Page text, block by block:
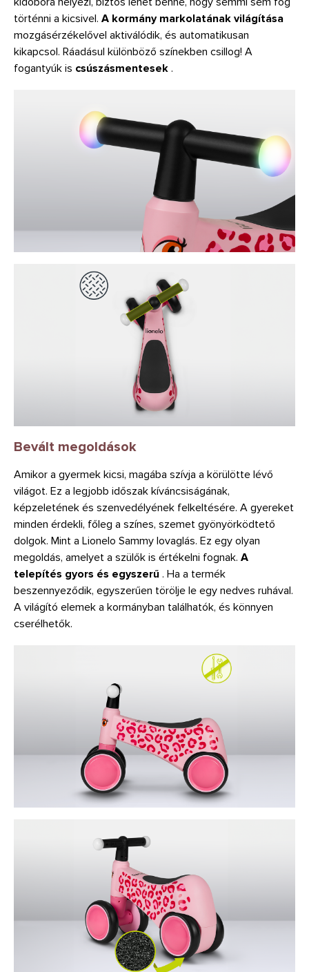
történni a kicsivel. A kormány markolatának világítása
mozgásérzékelővel aktiválódik, és automatikusan
kikapcsol. Ráadásul különböző színekben csillog! A
fogantyúk is csúszásmentesek .
Bevált megoldások
Amikor a gyermek kicsi, magába szívja a körülötte lévő
világot. Ez a legjobb időszak kíváncsiságának,
képzeletének és szenvedélyének felkeltésére. A gyereket
minden érdekli, főleg a színes, szemet gyönyörködtető
dolgok. Mint a Lionelo Sammy lovaglás. Ez egy olyan
megoldás, amelyet a szülők is értékelni fognak. A
telepítés gyors és egyszerű . Ha a termék
beszennyeződik, egyszerűen törölje le egy nedves ruhával.
A világító elemek a kormányban találhatók, és könnyen
cserélhetők.